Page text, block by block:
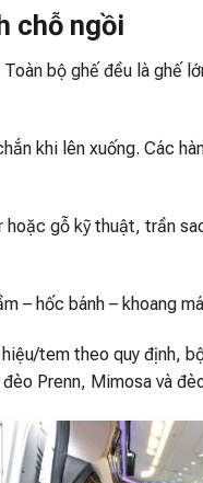
chỗ ngồi
bộ ghế đều là ghế
khi lên xuống. Các
gỗ kỹ thuật, trần
– hốc bánh – khoang
tem theo quy định,
Prenn, Mimosa và